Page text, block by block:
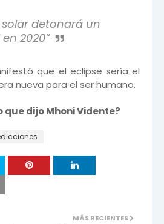
solar detonará un
2020”
que el eclipse sería el
nueva para el ser humano.
que dijo Mhoni Vidente?
MÁS RECIENTES